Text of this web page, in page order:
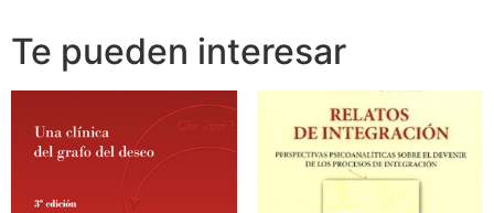
Te pueden interesar